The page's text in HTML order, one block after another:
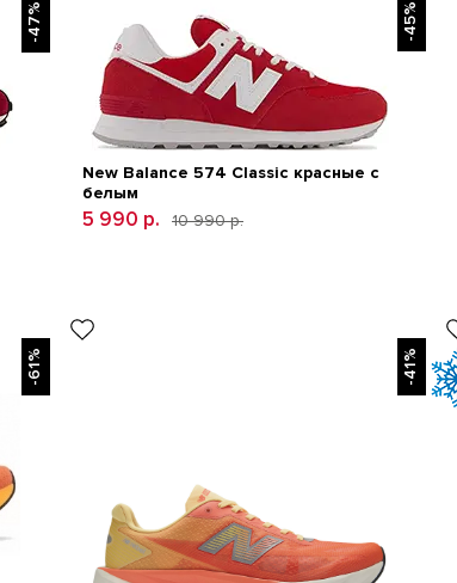
-47% -45%
New Balance 574 Classic красные с
белым
5 990 р. 10 990 р.
-61% -41%